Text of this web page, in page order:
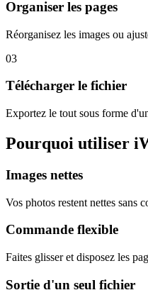
Organiser les pages
Réorganisez les images ou
03
Télécharger le fichier
Exportez le tout sous forme
Pourquoi utiliser
Images nettes
Vos photos restent nettes sans
Commande flexible
Faites glisser et disposez les
Sortie d'un seul fichier